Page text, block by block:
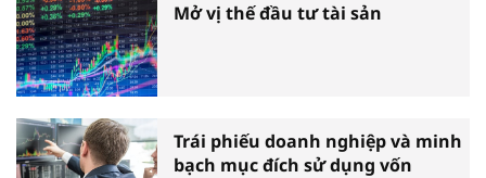
Mở vị thế đầu tư tài sản
Trái phiếu doanh nghiệp và minh
bạch mục đích sử dụng vốn